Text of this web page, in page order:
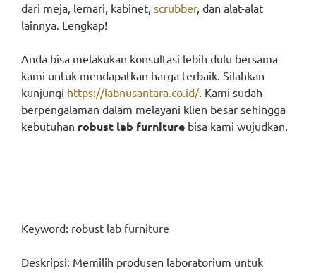
dari meja, lemari, kabinet, scrubber, dan alat-alat
lainnya. Lengkap!
Anda bisa melakukan konsultasi lebih dulu bersama
kami untuk mendapatkan harga terbaik. Silahkan
kunjungi https://labnusantara.co.id/. Kami sudah
berpengalaman dalam melayani klien besar sehingga
kebutuhan robust lab furniture bisa kami wujudkan.
Keyword: robust lab furniture
Deskripsi: Memilih produsen laboratorium untuk